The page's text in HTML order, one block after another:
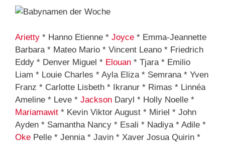
Arietty * Hanno Etienne * Joyce * Emma-Jeannette
Barbara * Mateo Mario * Vincent Leano * Friedrich
Eddy * Denver Miguel * Elouan * Tjara * Emilio
Liam * Louie Charles * Ayla Eliza * Semrana * Yven
Franz * Carlotte Lisbeth * Ikranur * Rimas * Linnéa
Ameline * Leve * Jackson Daryl * Holly Noelle *
Mariamawit * Kevin Viktor August * Miriel * John
Ayden * Samantha Nancy * Esali * Nadiya * Adile *
Oke Pelle * Jennia * Javin * Xaver Josua Quirin *